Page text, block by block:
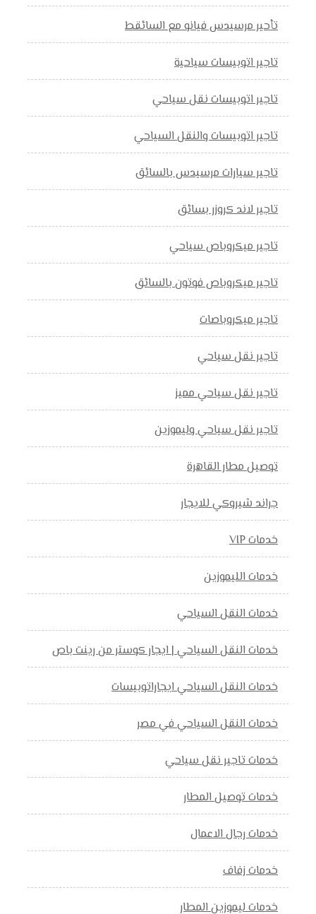
تأحير مرسيدس فيانو مع السائقط
تاجير اتوبيسات سياحية
تاجير اتوبيسات نقل سياحي
تاجير اتوبيسات والنقل السياحي
تاجير سيارات مرسيدس بالسائق
تاجير لاند كروزر بسائق
تاجير ميكروباص سياحي
تاجير ميكروباص فوتون بالسائق
تاجير ميكروباصات
تاجير نقل سياحي
تاجير نقل سياحي مميز
تاجير نقل سياحي وليموزين
توصيل مطار القاهرة
جراند شيروكي للايجار
خدمات VIP
خدمات الليموزين
خدمات النقل السياحي
خدمات النقل السياحي | ايجار كوستر من رينت باص
خدمات النقل السياحي ايجاراتوبيسات
خدمات النقل السياحي في مصر
خدمات تاجير نقل سياحي
خدمات توصيل المطار
خدمات رجال الاعمال
خدمات زفاف
خدمات ليموزين المطار